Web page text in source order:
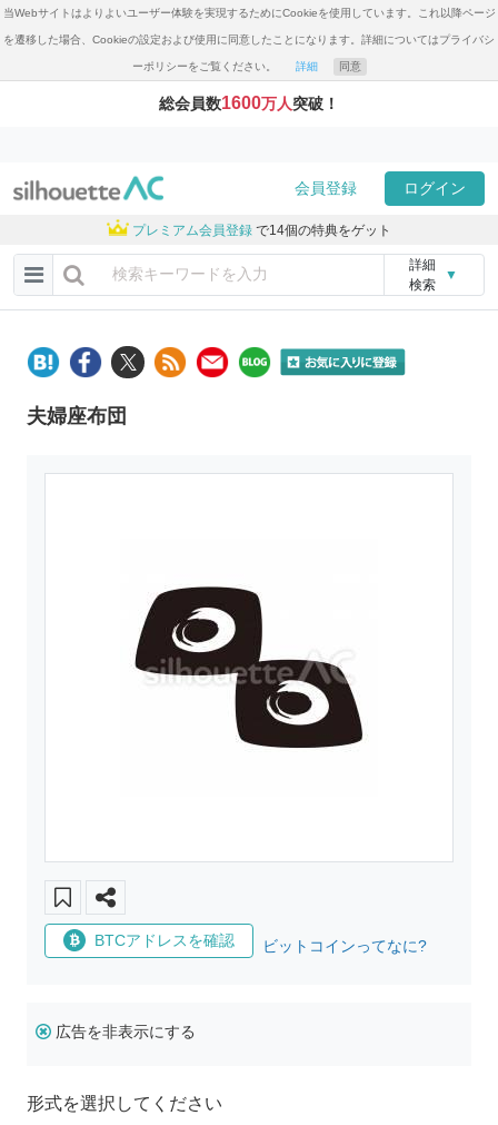
当Webサイトはよりよいユーザー体験を実現するためにCookieを使用しています。これ以降ページ
を遷移した場合、Cookieの設定および使用に同意したことになります。詳細についてはプライバシ
ーポリシーをご覧ください。 詳細 同意
総会員数1600万人突破！
会員登録 ログイン
プレミアム会員登録 で14個の特典をゲット
詳細
検索
▼
夫婦座布団
BTCアドレスを確認 ビットコインってなに?
広告を非表示にする
形式を選択してください